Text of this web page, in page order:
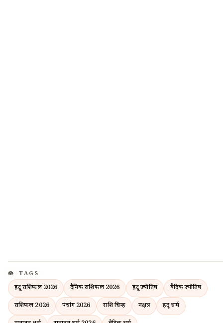
TAGS
हिंदू राशिफल 2026 दैनिक राशिफल 2026 हिंदू ज्योतिष
वैदिक ज्योतिष
राशिफल 2026
पंचांग 2026 राशि चिन्ह नक्षत्र
हिंदू धर्म